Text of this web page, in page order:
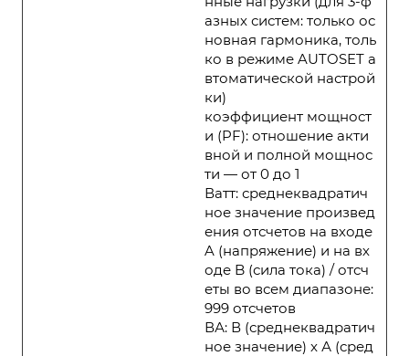
азных систем: только ос
новная гармоника, толь
ко в режиме AUTOSET а
втоматической настрой
ки)
коэффициент мощност
и (PF): отношение акти
вной и полной мощнос
ти — от 0 до 1
Ватт: среднеквадратич
ное значение произвед
ения отсчетов на входе
A (напряжение) и на вх
оде B (сила тока) / отсч
еты во всем диапазоне:
999 отсчетов
ВА: В (среднеквадратич
ное значение) x А (сред